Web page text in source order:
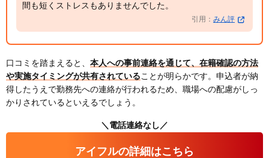
間も短くストレスもありませんでした。
引用： みん評
口コミを踏まえると、 本人への事前連絡を通じて、在籍確認の方法
や実施タイミングが共有されている ことが明らかです。申込者が納
得したうえで勤務先への連絡が行われるため、職場への配慮がしっ
かりされているといえるでしょう。
＼電話連絡なし／
アイフルの詳細はこちら